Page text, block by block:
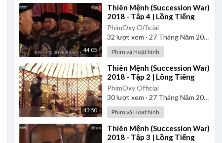
44:05
⁣Thiên Mệnh (Succession War)
2018 - Tập 4 | Lồng Tiếng
PhimOxy Official
32 lượt xem · 27 Tháng Năm 2025
Phim và Hoạt hình
43:50
⁣Thiên Mệnh (Succession War)
2018 - Tập 2 | Lồng Tiếng
PhimOxy Official
30lượt xem · 27 Tháng Năm 2025
Phim và Hoạt hình
⁣Thiên Mệnh (Succession War)
2018 - Tập 3 | Lồng Tiếng